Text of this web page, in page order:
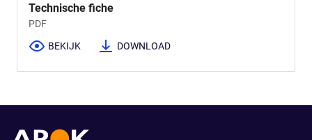
Technische fiche
PDF
BEKIJK DOWNLOAD